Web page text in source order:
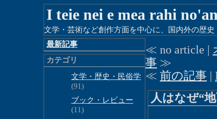
I teie nei e mea rahi
文学・芸術など創作方面を中心に、国内外の歴
最新記事
カテゴリ
文学・歴史・民俗学
(91)
ブック・レビュー
(11)
≪ no article |
事 ≫
≪ 前の記事 |
人はなぜ“